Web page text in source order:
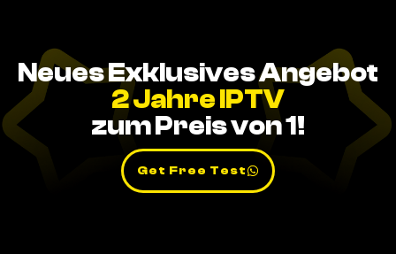
Neues Exklusives Angebot
2 Jahre IPTV
zum Preis von 1!
Get Free Test